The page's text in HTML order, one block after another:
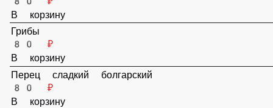
Сыр
100 ₽
В корзину
Двойная начинка
160 ₽
В корзину